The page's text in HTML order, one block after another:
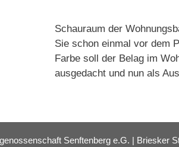
Schauraum der
Sie schon einmal vor dem
Farbe soll der Belag im
ausgedacht und nun als
Senftenberg e.G. | Briesker